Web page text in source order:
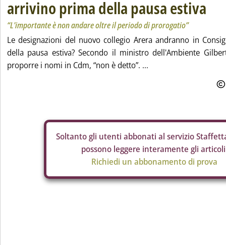
arrivino prima della pausa estiva
“L'importante è non andare oltre il periodo di prorogatio”
Le designazioni del nuovo collegio Arera andranno in
della pausa estiva? Secondo il ministro dell'Ambiente
proporre i nomi in Cdm, “non è detto”. ...
Soltanto gli utenti abbonati al servizio
possono leggere interamente gli
Richiedi un abbonamento di prova